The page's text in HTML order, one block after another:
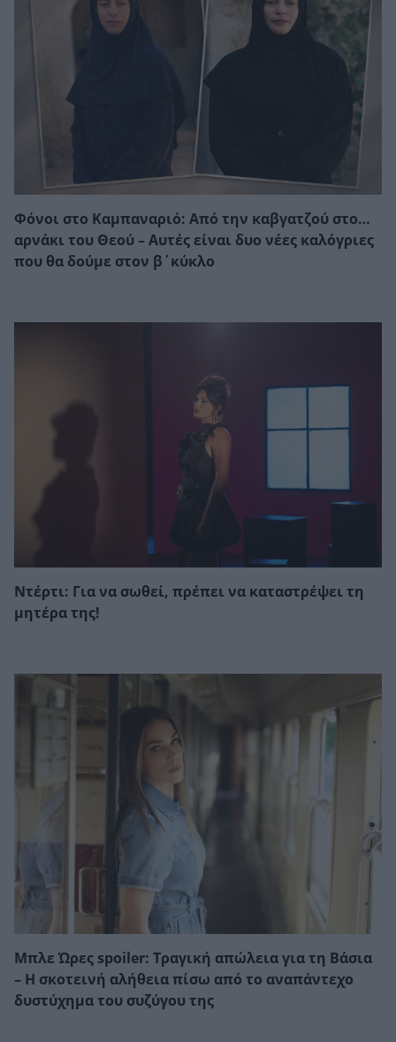
Φόνοι στο Καμπαναριό: Από την καβγατζού στο…
αρνάκι του Θεού – Αυτές είναι δυο νέες καλόγριες
που θα δούμε στον β΄κύκλο
Ντέρτι: Για να σωθεί, πρέπει να καταστρέψει τη
μητέρα της!
Μπλε Ώρες spoiler: Τραγική απώλεια για τη Βάσια
– Η σκοτεινή αλήθεια πίσω από το αναπάντεχο
δυστύχημα του συζύγου της